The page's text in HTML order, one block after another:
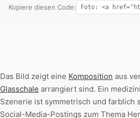
Kopiere diesen Code:
Das Bild zeigt eine Komposition aus
Glasschale arrangiert sind. Ein
Szenerie ist symmetrisch und farblich
Social-Media-Postings zum Thema